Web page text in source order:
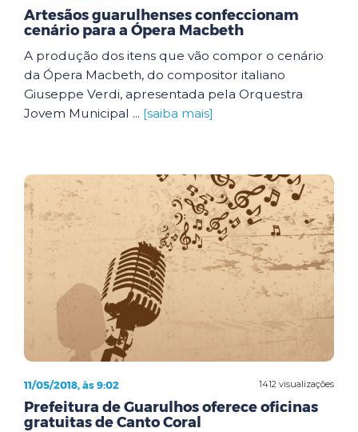
Artesãos guarulhenses confeccionam
cenário para a Ópera Macbeth
A produção dos itens que vão compor o cenário
da Ópera Macbeth, do compositor italiano
Giuseppe Verdi, apresentada pela Orquestra
Jovem Municipal ... [saiba mais]
1412 visualizações
11/05/2018, às 9:02
Prefeitura de Guarulhos oferece oficinas
gratuitas de Canto Coral